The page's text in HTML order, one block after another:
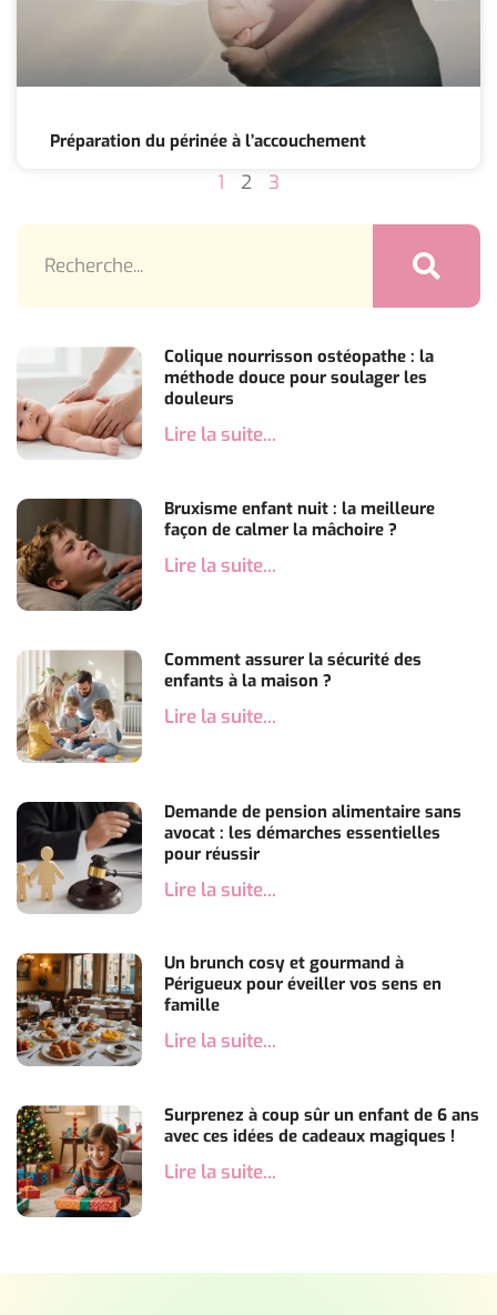
Préparation du périnée à l’accouchement
1 2 3
Colique nourrisson ostéopathe : la
méthode douce pour soulager les
douleurs
Lire la suite...
Bruxisme enfant nuit : la meilleure
façon de calmer la mâchoire ?
Lire la suite...
Comment assurer la sécurité des
enfants à la maison ?
Lire la suite...
Demande de pension alimentaire sans
avocat : les démarches essentielles
pour réussir
Lire la suite...
Un brunch cosy et gourmand à
Périgueux pour éveiller vos sens en
famille
Lire la suite...
Surprenez à coup sûr un enfant de 6 ans
avec ces idées de cadeaux magiques !
Lire la suite...